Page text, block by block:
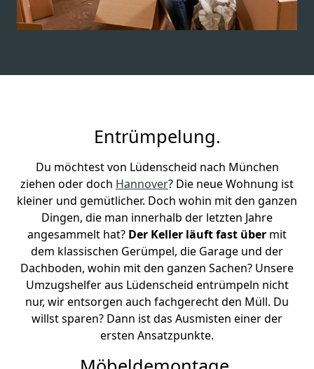
Entrümpelung.
Du möchtest von Lüdenscheid nach München
ziehen oder doch Hannover? Die neue Wohnung ist
kleiner und gemütlicher. Doch wohin mit den ganzen
Dingen, die man innerhalb der letzten Jahre
angesammelt hat? Der Keller läuft fast über mit
dem klassischen Gerümpel, die Garage und der
Dachboden, wohin mit den ganzen Sachen? Unsere
Umzugshelfer aus Lüdenscheid entrümpeln nicht
nur, wir entsorgen auch fachgerecht den Müll. Du
willst sparen? Dann ist das Ausmisten einer der
ersten Ansatzpunkte.